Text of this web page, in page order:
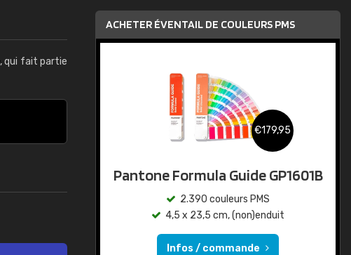
, qui fait partie
ACHETER ÉVENTAIL DE COULEURS PMS
€179,95
Pantone Formula Guide GP1601B
2.390 couleurs PMS
4,5 x 23,5 cm, (non)enduit
Infos / commande